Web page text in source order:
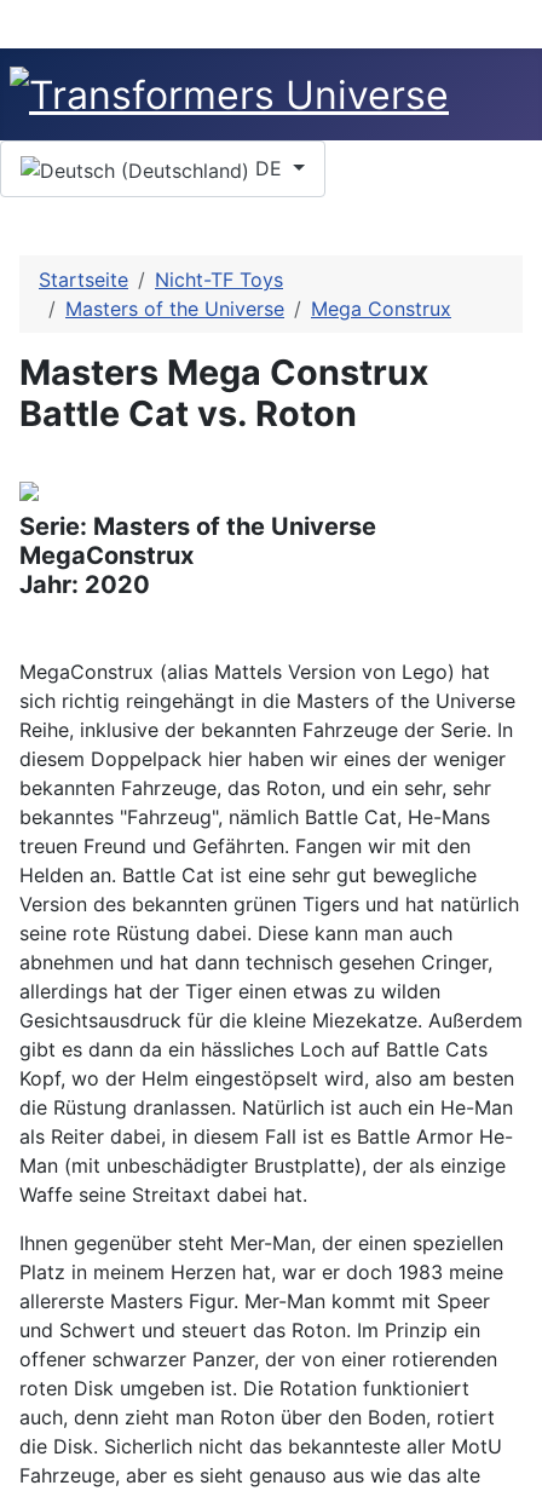
Sprache auswählen
DE
Startseite
Nicht-TF Toys
Masters of the Universe
Mega Construx
Masters Mega Construx
Battle Cat vs. Roton
Serie: Masters of the Universe
MegaConstrux
Jahr: 2020
MegaConstrux (alias Mattels Version von Lego) hat
sich richtig reingehängt in die Masters of the Universe
Reihe, inklusive der bekannten Fahrzeuge der Serie. In
diesem Doppelpack hier haben wir eines der weniger
bekannten Fahrzeuge, das Roton, und ein sehr, sehr
bekanntes "Fahrzeug", nämlich Battle Cat, He-Mans
treuen Freund und Gefährten. Fangen wir mit den
Helden an. Battle Cat ist eine sehr gut bewegliche
Version des bekannten grünen Tigers und hat natürlich
seine rote Rüstung dabei. Diese kann man auch
abnehmen und hat dann technisch gesehen Cringer,
allerdings hat der Tiger einen etwas zu wilden
Gesichtsausdruck für die kleine Miezekatze. Außerdem
gibt es dann da ein hässliches Loch auf Battle Cats
Kopf, wo der Helm eingestöpselt wird, also am besten
die Rüstung dranlassen. Natürlich ist auch ein He-Man
als Reiter dabei, in diesem Fall ist es Battle Armor He-
Man (mit unbeschädigter Brustplatte), der als einzige
Waffe seine Streitaxt dabei hat.
Ihnen gegenüber steht Mer-Man, der einen speziellen
Platz in meinem Herzen hat, war er doch 1983 meine
allererste Masters Figur. Mer-Man kommt mit Speer
und Schwert und steuert das Roton. Im Prinzip ein
offener schwarzer Panzer, der von einer rotierenden
roten Disk umgeben ist. Die Rotation funktioniert
auch, denn zieht man Roton über den Boden, rotiert
die Disk. Sicherlich nicht das bekannteste aller MotU
Fahrzeuge, aber es sieht genauso aus wie das alte